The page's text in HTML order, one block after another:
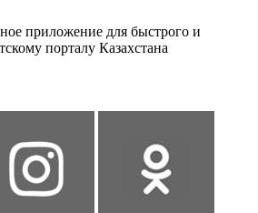
приложение для быстрого и
порталу Казахстана